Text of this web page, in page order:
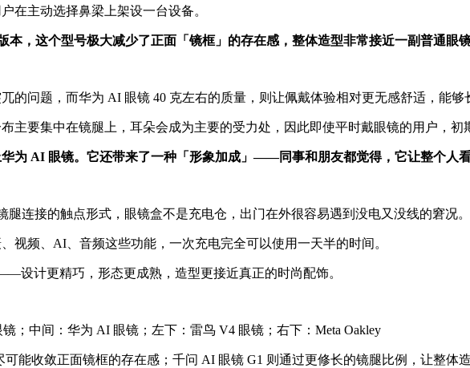
在主动选择鼻梁上架设一台设备。
，这个型号极大减少了正面「镜框」的存在感，整体造型非常接近一副普通眼镜
的问题，而华为 AI 眼镜 40 克左右的质量，则让佩戴体验相对更无感舒适，能够
主要集中在镜腿上，耳朵会成为主要的受力处，因此即使平时戴眼镜的用户，初
为 AI 眼镜。它还带来了一种「形象加成」——同事和朋友都觉得，它让整个人
连接的触点形式，眼镜盒不是充电仓，出门在外很容易遇到没电又没线的窘况。
视频、AI、音频这些功能，一次充电完全可以使用一天半的时间。
设计更精巧，形态更成熟，造型更接近真正的时尚配饰。
；中间：华为 AI 眼镜；左下：雷鸟 V4 眼镜；右下：Meta Oakley
能收敛正面镜框的存在感；千问 AI 眼镜 G1 则通过更修长的镜腿比例，让整体造